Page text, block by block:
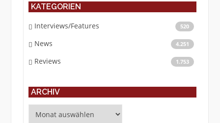
KATEGORIEN
Interviews/Features 520
News 4.251
Reviews 1.753
ARCHIV